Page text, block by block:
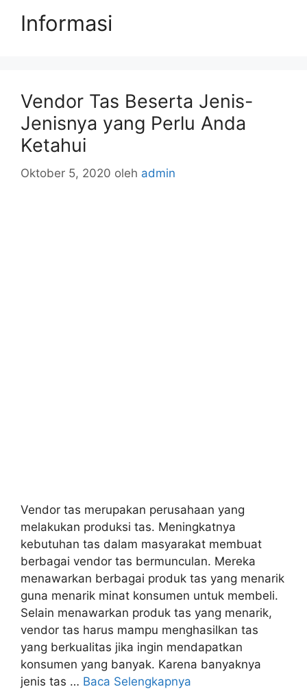
Informasi
Vendor Tas Beserta Jenis-
Jenisnya yang Perlu Anda
Ketahui
Oktober 5, 2020 oleh admin
Vendor tas merupakan perusahaan yang
melakukan produksi tas. Meningkatnya
kebutuhan tas dalam masyarakat membuat
berbagai vendor tas bermunculan. Mereka
menawarkan berbagai produk tas yang menarik
guna menarik minat konsumen untuk membeli.
Selain menawarkan produk tas yang menarik,
vendor tas harus mampu menghasilkan tas
yang berkualitas jika ingin mendapatkan
konsumen yang banyak. Karena banyaknya
jenis tas … Baca Selengkapnya